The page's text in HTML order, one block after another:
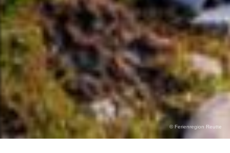
© Ferienregion Reutte